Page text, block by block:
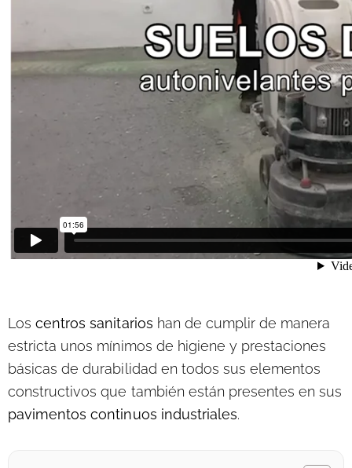
Loscentros sanitarios han de cumplir de manera
estricta unos mínimos de higiene y prestaciones
básicas de durabilidad en todos sus elementos
constructivos que también están presentes en sus
pavimentos continuos industriales.